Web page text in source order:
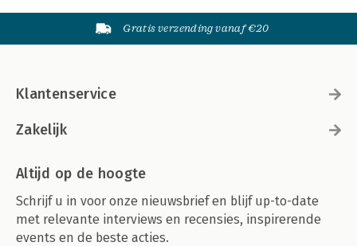
Gratis verzending vanaf €20
Klantenservice
Zakelijk
Altijd op de hoogte
Schrijf u in voor onze nieuwsbrief en blijf up-to-date
met relevante interviews en recensies, inspirerende
events en de beste acties.